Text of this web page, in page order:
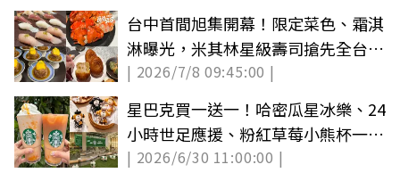
台中首間旭集開幕！限定菜色、霜淇
淋曝光，米其林星級壽司搶先全台吃
到飽
| 2026/7/8 09:45:00 |
星巴克買一送一！哈密瓜星冰樂、24
小時世足應援、粉紅草莓小熊杯一次
看
| 2026/6/30 11:00:00 |